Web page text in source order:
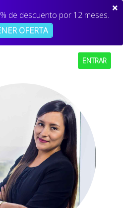
de descuento por 12 meses.
OFERTA
ENTRAR